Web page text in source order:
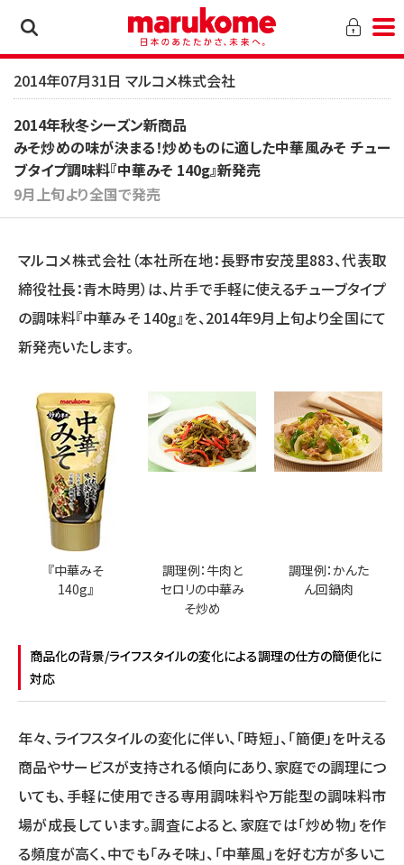
2014年07月31日 マルコメ株式会社
2014年秋冬シーズン新商品
みそ炒めの味が決まる！炒めものに適した中華風みそ チュー
ブタイプ調味料『中華みそ 140g』新発売
9月上旬より全国で発売
マルコメ株式会社（本社所在地：長野市安茂里883、代表取
締役社長：青木時男）は、片手で手軽に使えるチューブタイプ
の調味料『中華みそ 140g』を、2014年9月上旬より全国にて
新発売いたします。
『中華みそ
140g』
調理例：牛肉と
セロリの中華み
そ炒め
調理例：かんた
ん回鍋肉
商品化の背景/ライフスタイルの変化による調理の仕方の簡便化に
対応
年々、ライフスタイルの変化に伴い、「時短」、「簡便」を叶える
商品やサービスが支持される傾向にあり、家庭での調理につ
いても、手軽に使用できる専用調味料や万能型の調味料市
場が成長しています。調査によると、家庭では「炒め物」を作
る頻度が高く、中でも「みそ味」、「中華風」を好む方が多いこ